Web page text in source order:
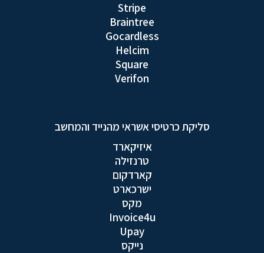
Stripe
Braintree
Gocardless
Helcim
Square
Verifon
סליקת כרטיסי אשראי מהנייד והמחשב
איזיקארד
טרנזילה
קארדקום
ישרכארט
מקס
Invoice4u
Upay
נייקס